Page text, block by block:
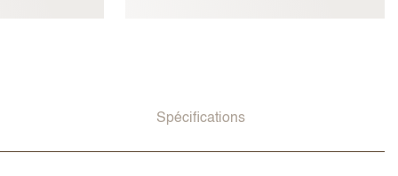
Spécifications